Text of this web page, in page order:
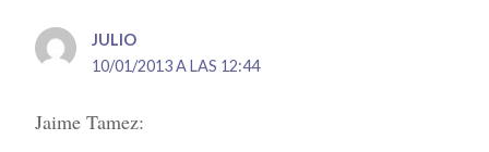
JULIO
10/01/2013 A LAS 12:44
Jaime Tamez: